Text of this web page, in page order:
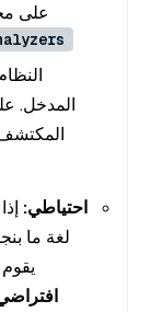
على
المدخل.
المكتشف
احتياطي:
لغة ما